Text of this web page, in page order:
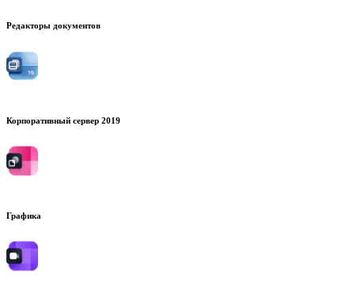
Редакторы документов
Корпоративный сервер 2019
Графика